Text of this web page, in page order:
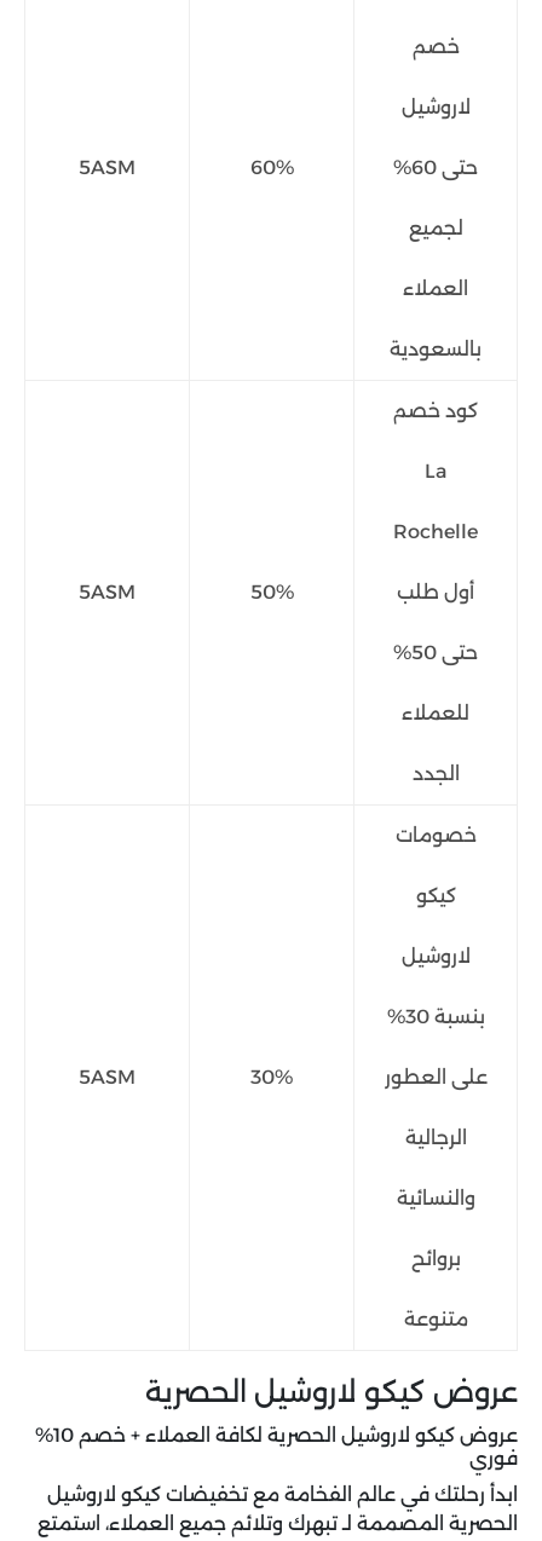
خصم
لاروشيل
حتى 60%
لجميع
العملاء
بالسعودية
60%
5ASM
كود خصم
La
Rochelle
أول طلب
حتى 50%
للعملاء
الجدد
50%
5ASM
خصومات
كيكو
لاروشيل
بنسبة 30%
على العطور
الرجالية
والنسائية
بروائح
متنوعة
30%
5ASM
عروض كيكو لاروشيل الحصرية
عروض كيكو لاروشيل الحصرية لكافة العملاء + خصم 10%
فوري
ابدأ رحلتك في عالم الفخامة مع تخفيضات كيكو لاروشيل
الحصرية المصممة لـ تبهرك وتلائم جميع العملاء، استمتع